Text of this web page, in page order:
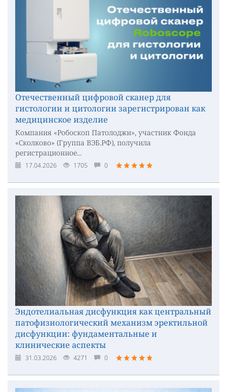
Отечественный цифровой сканер для
гистологии и цитологии зарегистрирован как
медицинское изделие
Компания «Робоскоп Патолоджи», участник Фонда
«Сколково» (Группа ВЭБ.РФ), получила
регистрационное...
17.04.2026 1705 0
Эндотелиальная дисфункция как центральный
патофизиологический механизм эректильной
дисфункции: фундаментальные и
клинические аспекты
31.03.2026 4271 0